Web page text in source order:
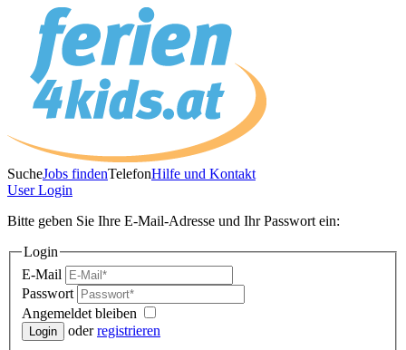
SucheJobs findenTelefonHilfe und Kontakt
UserLogin
Bitte geben Sie Ihre E-Mail-Adresse und Ihr Passwort ein:
Login
E-Mail
Passwort
Angemeldet bleiben
oderregistrieren